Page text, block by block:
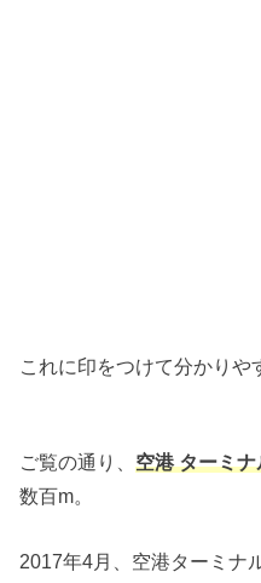
これに印をつけて分かりや
ご覧の通り、空港 ターミナ
数百m。
2017年4月、空港ターミナ